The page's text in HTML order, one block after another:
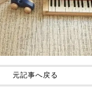
元記事へ戻る